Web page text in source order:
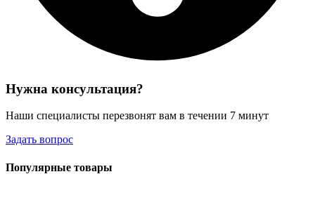
Нужна консультация?
Наши специалисты перезвонят вам в течении 7 минут
Задать вопрос
Популярные товары